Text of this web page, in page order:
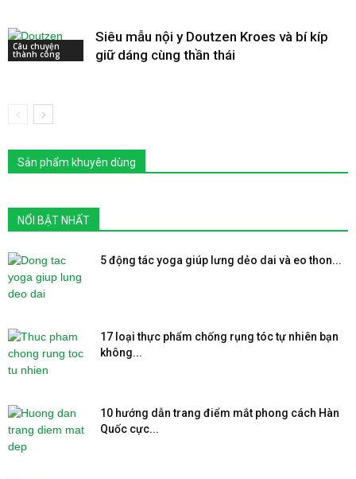
Câu chuyện
thành công
Siêu mẫu nội y Doutzen Kroes và bí kíp
giữ dáng cùng thần thái
Sản phẩm khuyên dùng
NỔI BẬT NHẤT
5 động tác yoga giúp lưng dẻo dai và eo thon...
17 loại thực phẩm chống rụng tóc tự nhiên bạn
không...
10 hướng dẫn trang điểm mắt phong cách Hàn
Quốc cực...